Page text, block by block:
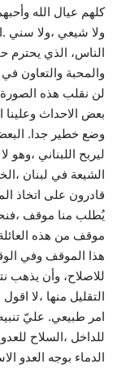
كلهم عيال الله
ولا شيعي ،ولا سني
الناس، الذي يحترم
والمحبة والتعاون
لن نقلب هذه
بعض الاحداث
وضع خطير جدا.
ليربح اللبناني
الشيعة في لبنان
قادرون على اتخاذ
يُطلب منا موقف
موقف من هذه العائلة
هذا الموقف وفي
للاصلاح، وأن يذهب
التقليل منها ،لا
امر طبيعي. عليّ
للداخل ،السلاح
الدماء بوجه العدو